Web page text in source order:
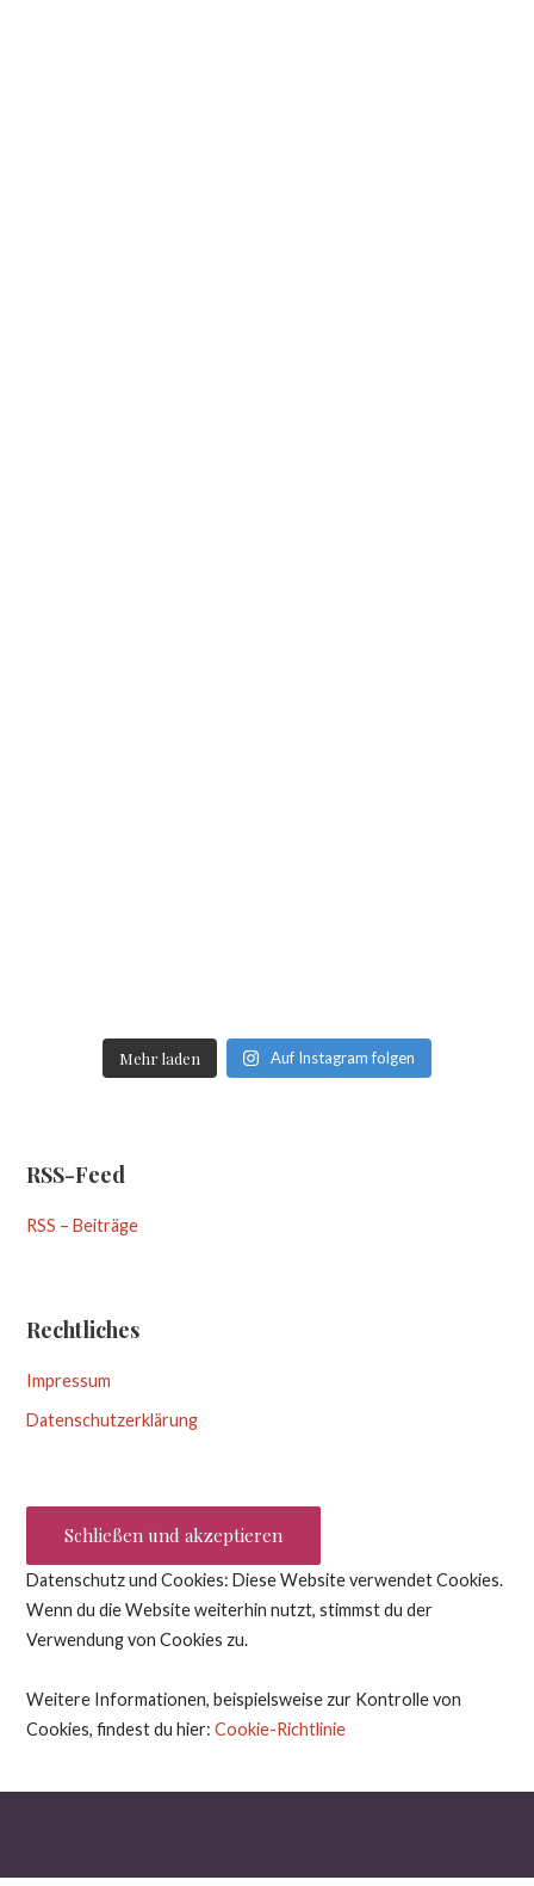
Mehr laden Auf Instagram folgen
RSS-Feed
RSS – Beiträge
Rechtliches
Impressum
Datenschutzerklärung
Datenschutz und Cookies: Diese Website verwendet Cookies.
Wenn du die Website weiterhin nutzt, stimmst du der
Verwendung von Cookies zu.
Weitere Informationen, beispielsweise zur Kontrolle von
Cookies, findest du hier:Cookie-Richtlinie